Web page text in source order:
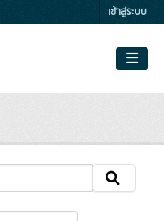
เข้าสู่ระบบ